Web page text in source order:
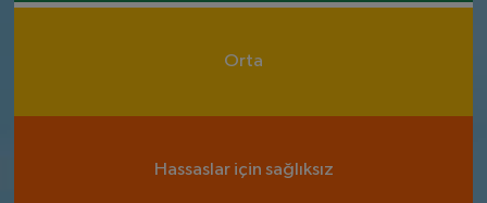
Orta
Hassaslar için sağlıksız